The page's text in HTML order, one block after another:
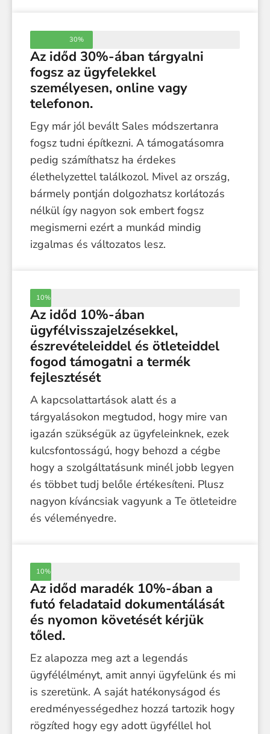
30%
Az időd 30%-ában tárgyalni
fogsz az ügyfelekkel
személyesen, online vagy
telefonon.
Egy már jól bevált Sales módszertanra
fogsz tudni építkezni. A támogatásomra
pedig számíthatsz ha érdekes
élethelyzettel találkozol. Mivel az ország,
bármely pontján dolgozhatsz korlátozás
nélkül így nagyon sok embert fogsz
megismerni ezért a munkád mindig
izgalmas és változatos lesz.
10%
Az időd 10%-ában
ügyfélvisszajelzésekkel,
észrevételeiddel és ötleteiddel
fogod támogatni a termék
fejlesztését
A kapcsolattartások alatt és a
tárgyalásokon megtudod, hogy mire van
igazán szükségük az ügyfeleinknek, ezek
kulcsfontosságú, hogy behozd a cégbe
hogy a szolgáltatásunk minél jobb legyen
és többet tudj belőle értékesíteni. Plusz
nagyon kíváncsiak vagyunk a Te ötleteidre
és véleményedre.
10%
Az időd maradék 10%-ában a
futó feladataid dokumentálását
és nyomon követését kérjük
tőled.
Ez alapozza meg azt a legendás
ügyfélélményt, amit annyi ügyfelünk és mi
is szeretünk. A saját hatékonyságod és
eredményességedhez hozzá tartozik hogy
rögzíted hogy egy adott ügyféllel hol